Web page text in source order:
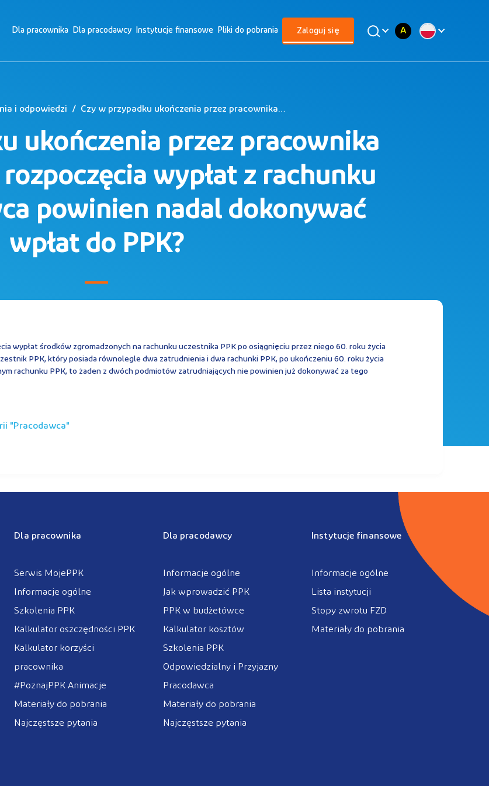
Dla pracownika Dla pracodawcy Instytucje finansowe Pliki do pobrania Zaloguj się A
i odpowiedzi Czy w przypadku ukończenia przez pracownika 60. roku życia i rozpoczęcia wypłat z rachunku PPK pracodawca powinien nadal dokonywać wpłat do PPK?
ukończenia przez pracownika
wypłat z rachunku
powinien nadal dokonywać
wpłat do PPK?
wypłat środków zgromadzonych na rachunku uczestnika PPK po osiągnięciu przez niego 60. roku życia
PPK, który posiada równolegle dwa zatrudnienia i dwa rachunki PPK, po ukończeniu 60. roku życia
rachunku PPK, to żaden z dwóch podmiotów zatrudniających nie powinien już dokonywać za tego
" pracodawca"
Dla pracownika
Serwis MojePPK
Informacje ogólne
Szkolenia PPK
Kalkulator oszczędności PPK
Kalkulator korzyści
pracownika
#PoznajPPK Animacje
Materiały do pobrania
Najczęstsze pytania
Dla pracodawcy
Informacje ogólne
Jak wprowadzić PPK
PPK w budżetówce
Kalkulator kosztów
Szkolenia PPK
Odpowiedzialny i Przyjazny
Pracodawca
Materiały do pobrania
Najczęstsze pytania
Instytucje finansowe
Informacje ogólne
Lista instytucji
Stopy zwrotu FZD
Materiały do pobrania